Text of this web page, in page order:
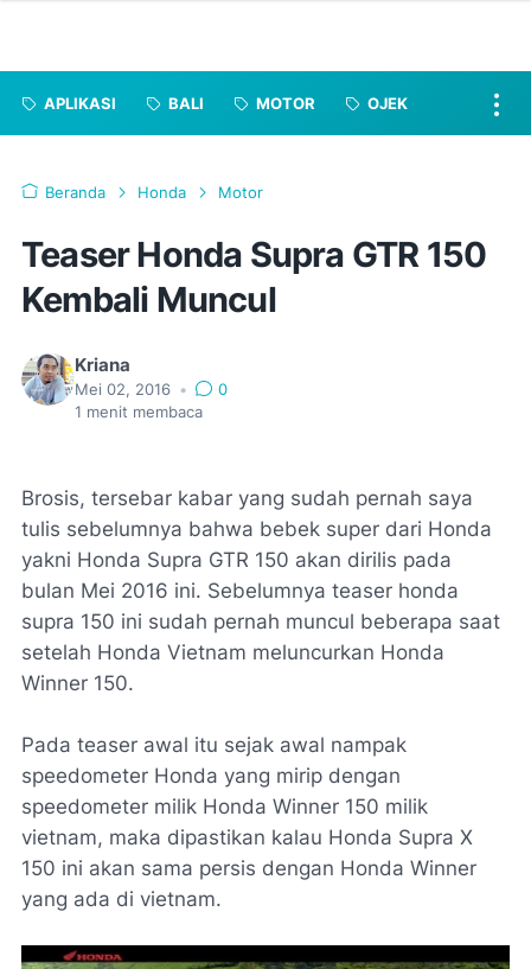
APLIKASI BALI MOTOR OJEK
Beranda Honda Motor
Teaser Honda Supra GTR 150
Kembali Muncul
Kriana
Mei 02, 2016 •
0
1 menit membaca
Brosis, tersebar kabar yang sudah pernah saya
tulis sebelumnya bahwa bebek super dari Honda
yakni Honda Supra GTR 150 akan dirilis pada
bulan Mei 2016 ini. Sebelumnya teaser honda
supra 150 ini sudah pernah muncul beberapa saat
setelah Honda Vietnam meluncurkan Honda
Winner 150.
Pada teaser awal itu sejak awal nampak
speedometer Honda yang mirip dengan
speedometer milik Honda Winner 150 milik
vietnam, maka dipastikan kalau Honda Supra X
150 ini akan sama persis dengan Honda Winner
yang ada di vietnam.